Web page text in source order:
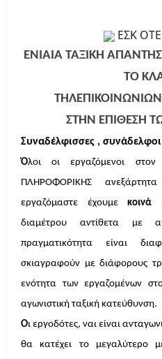
ΕΣΚ
ΕΝΙΑΙΑ ΤΑΞΙΚΗ
ΤΟ
ΣΤΗΝ ΕΠΙΘΕΣΗ
Συναδέλφισσες , συνάδελφοι
Όλοι οι εργαζόμενοι
ΠΛΗΡΟΦΟΡΙΚΗΣ
εργαζόμαστε έχουμεκοινά
διαμέτρου αντίθετα με
πραγματικότητα είναι
σκιαγραφούν με διάφορους
ενότητα των εργαζομένων
αγωνιστική ταξική κατεύθυνση.
Οι εργοδότες, ναι είναι
θα κατέχει το μεγαλύτερο